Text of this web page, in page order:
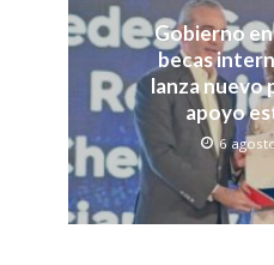
Gobierno
becas
lanza nuevo
apoyo
6